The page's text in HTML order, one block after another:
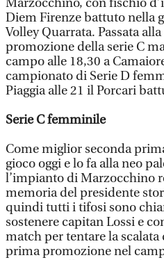
Marzocchino, con fischio
Diem Firenze battuto nella
Volley Quarrata. Passata
promozione della serie C
campo alle 18,30 a
campionato di Serie D
Piaggia alle 21 il Porcari
Serie C femminile
Come miglior seconda
gioco oggi e lo fa alla neo
l’impianto di Marzocchino
memoria del presidente
quindi tutti i tifosi sono
sostenere capitan Lossi e
match per tentare la scalata
prima promozione nel